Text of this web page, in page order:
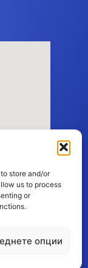
store and/or
us to process
or
опции